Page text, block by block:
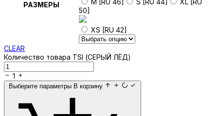
РАЗМЕРЫ
50]
XS [RU 42]
CLEAR
Количество товара TSI (СЕРЫЙ ЛЁД)
1
Выберите параметры В корзину